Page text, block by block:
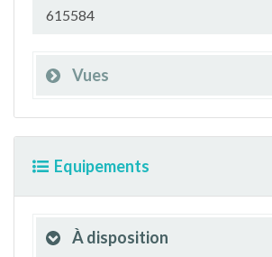
615584
Vues
Equipements
À disposition